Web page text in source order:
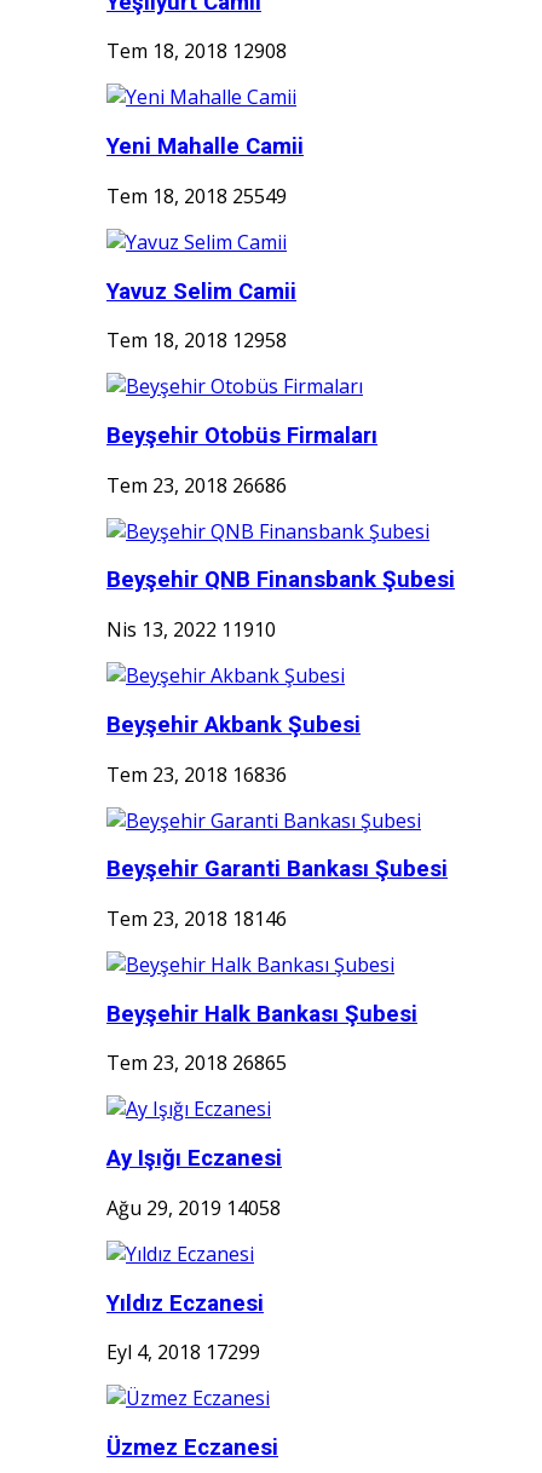
Tem 18, 2018 12908
Yeni Mahalle Camii
Tem 18, 2018 25549
Yavuz Selim Camii
Tem 18, 2018 12958
Beyşehir Otobüs Firmaları
Tem 23, 2018 26686
Beyşehir QNB Finansbank Şubesi
Nis 13, 2022 11910
Beyşehir Akbank Şubesi
Tem 23, 2018 16836
Beyşehir Garanti Bankası Şubesi
Tem 23, 2018 18146
Beyşehir Halk Bankası Şubesi
Tem 23, 2018 26865
Ay Işığı Eczanesi
Ağu 29, 2019 14058
Yıldız Eczanesi
Eyl 4, 2018 17299
Üzmez Eczanesi